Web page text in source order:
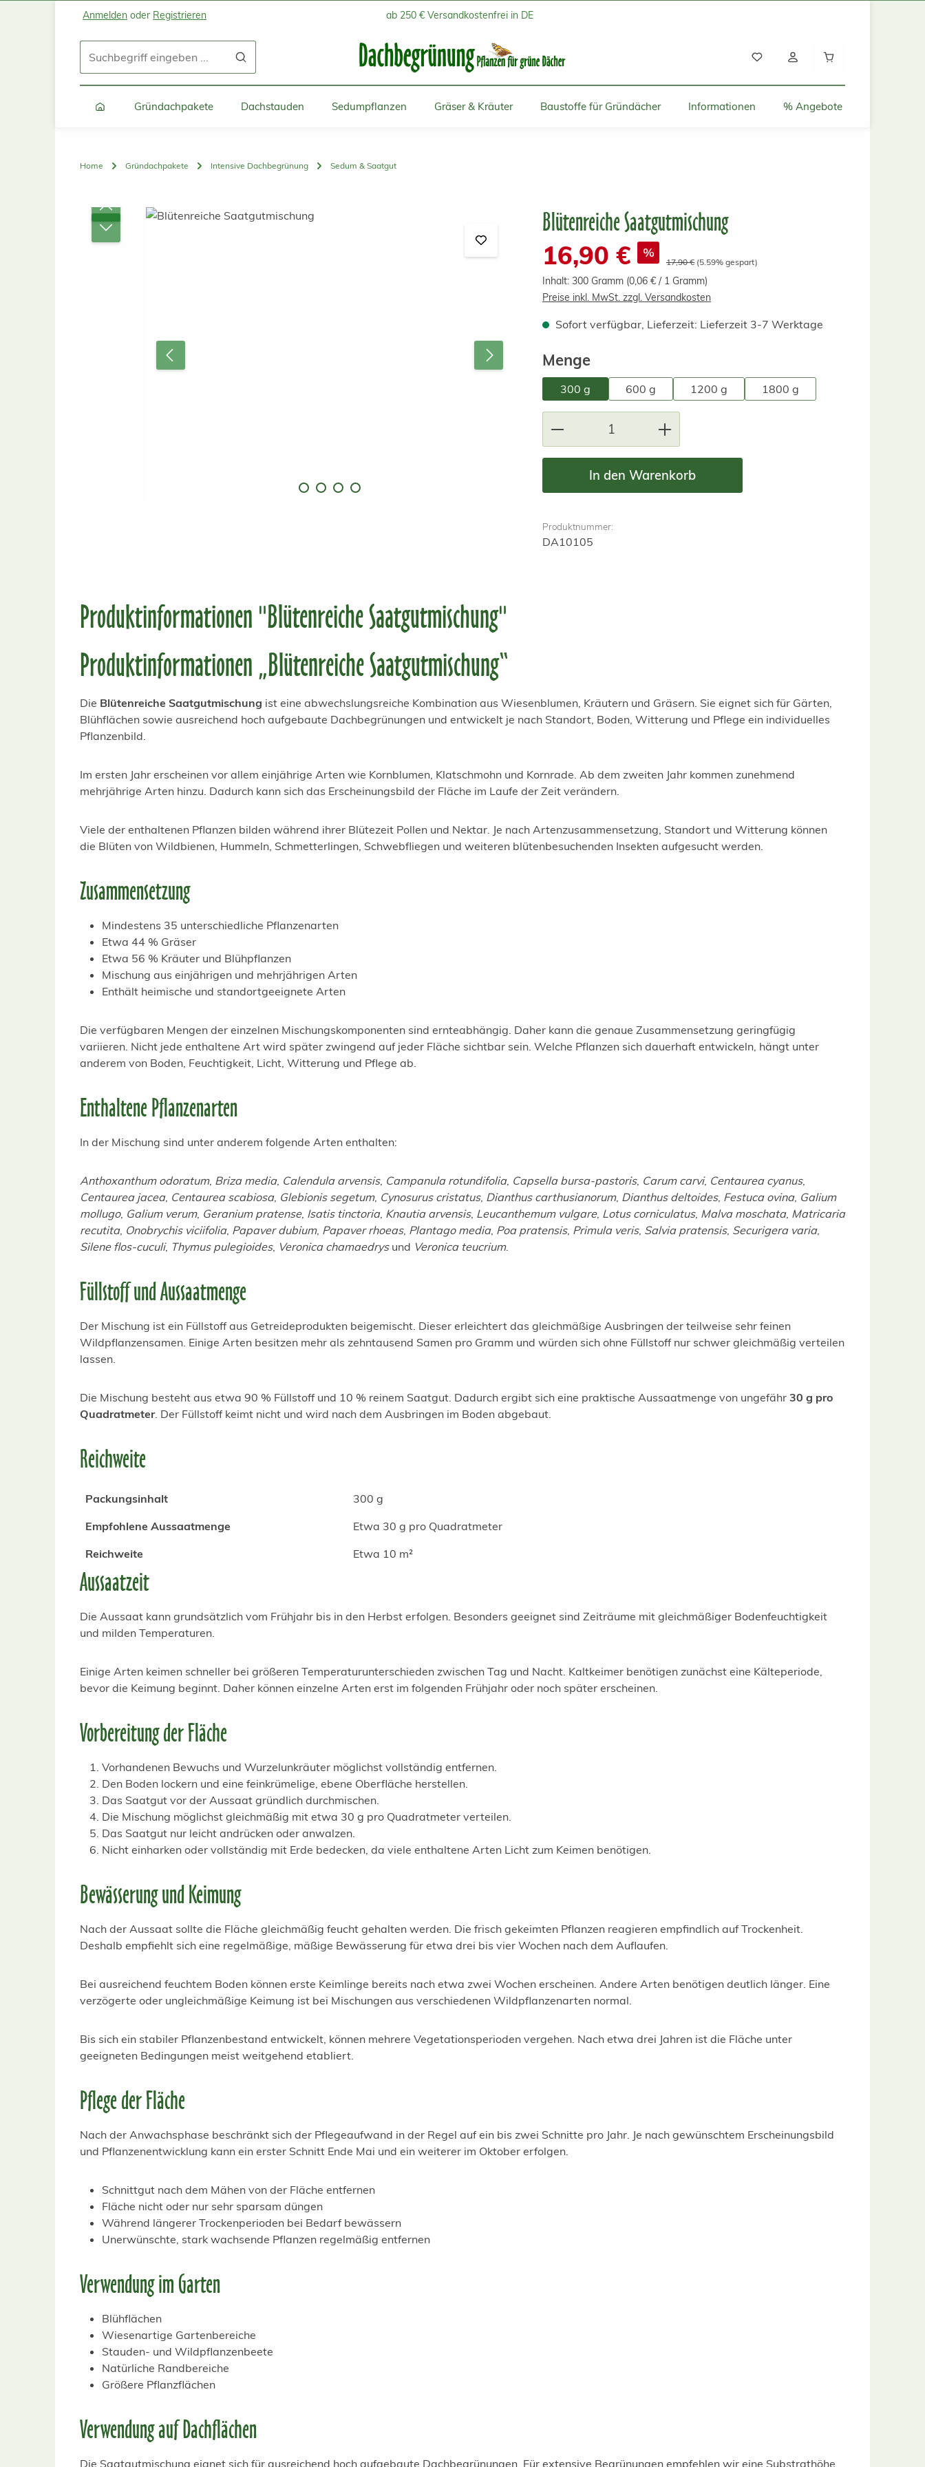
Zum Hauptinhalt springen
Zur Suche springen
Zur Hauptnavigation springen
Anmelden oder Registrieren ab 250 € Versandkostenfrei in DE
Gründachpakete Dachstauden Sedumpflanzen Gräser & Kräuter Baustoffe für Gründächer Informationen % Angebote
Home Gründachpakete Intensive Dachbegrünung Sedum & Saatgut
Bildergalerie überspringen Blütenreiche Saatgutmischung
Verkaufspreis:
16,90 € %
Regulärer Preis:
17,90 € (5.59% gespart)
Inhalt: 300 Gramm (0,06 € / 1 Gramm)
Preise inkl. MwSt. zzgl. Versandkosten
Sofort verfügbar, Lieferzeit: Lieferzeit 3-7 Werktage
Mengeauswählen
300 g 600 g 1200 g 1800 g
Produkt Anzahl: Gib den gewünschten Wert ein
In den Warenkorb
Produktnummer:
DA10105
Produktinformationen "Blütenreiche Saatgutmischung"
Produktinformationen „Blütenreiche Saatgutmischung“
Die Blütenreiche Saatgutmischung ist eine abwechslungsreiche Kombination aus Wiesenblumen, Kräutern und Gräsern. Sie eignet sich für Gärten,
Blühflächen sowie ausreichend hoch aufgebaute Dachbegrünungen und entwickelt je nach Standort, Boden, Witterung und Pflege ein individuelles
Pflanzenbild.
Im ersten Jahr erscheinen vor allem einjährige Arten wie Kornblumen, Klatschmohn und Kornrade. Ab dem zweiten Jahr kommen zunehmend
mehrjährige Arten hinzu. Dadurch kann sich das Erscheinungsbild der Fläche im Laufe der Zeit verändern.
Viele der enthaltenen Pflanzen bilden während ihrer Blütezeit Pollen und Nektar. Je nach Artenzusammensetzung, Standort und Witterung können
die Blüten von Wildbienen, Hummeln, Schmetterlingen, Schwebfliegen und weiteren blütenbesuchenden Insekten aufgesucht werden.
Zusammensetzung
Mindestens 35 unterschiedliche Pflanzenarten
Etwa 44 % Gräser
Etwa 56 % Kräuter und Blühpflanzen
Mischung aus einjährigen und mehrjährigen Arten
Enthält heimische und standortgeeignete Arten
Die verfügbaren Mengen der einzelnen Mischungskomponenten sind ernteabhängig. Daher kann die genaue Zusammensetzung geringfügig
variieren. Nicht jede enthaltene Art wird später zwingend auf jeder Fläche sichtbar sein. Welche Pflanzen sich dauerhaft entwickeln, hängt unter
anderem von Boden, Feuchtigkeit, Licht, Witterung und Pflege ab.
Enthaltene Pflanzenarten
In der Mischung sind unter anderem folgende Arten enthalten:
Anthoxanthum odoratum, Briza media, Calendula arvensis, Campanula rotundifolia, Capsella bursa-pastoris, Carum carvi, Centaurea cyanus,
Centaurea jacea, Centaurea scabiosa, Glebionis segetum, Cynosurus cristatus, Dianthus carthusianorum, Dianthus deltoides, Festuca ovina, Galium
mollugo, Galium verum, Geranium pratense, Isatis tinctoria, Knautia arvensis, Leucanthemum vulgare, Lotus corniculatus, Malva moschata, Matricaria
recutita, Onobrychis viciifolia, Papaver dubium, Papaver rhoeas, Plantago media, Poa pratensis, Primula veris, Salvia pratensis, Securigera varia,
Silene flos-cuculi, Thymus pulegioides, Veronica chamaedrysund Veronica teucrium.
Füllstoff und Aussaatmenge
Der Mischung ist ein Füllstoff aus Getreideprodukten beigemischt. Dieser erleichtert das gleichmäßige Ausbringen der teilweise sehr feinen
Wildpflanzensamen. Einige Arten besitzen mehr als zehntausend Samen pro Gramm und würden sich ohne Füllstoff nur schwer gleichmäßig verteilen
lassen.
Die Mischung besteht aus etwa 90 % Füllstoff und 10 % reinem Saatgut. Dadurch ergibt sich eine praktische Aussaatmenge von ungefähr 30 g pro
Quadratmeter. Der Füllstoff keimt nicht und wird nach dem Ausbringen im Boden abgebaut.
Reichweite
Packungsinhalt
300 g
Empfohlene Aussaatmenge
Etwa 30 g pro Quadratmeter
Reichweite
Etwa 10 m²
Aussaatzeit
Die Aussaat kann grundsätzlich vom Frühjahr bis in den Herbst erfolgen. Besonders geeignet sind Zeiträume mit gleichmäßiger Bodenfeuchtigkeit
und milden Temperaturen.
Einige Arten keimen schneller bei größeren Temperaturunterschieden zwischen Tag und Nacht. Kaltkeimer benötigen zunächst eine Kälteperiode,
bevor die Keimung beginnt. Daher können einzelne Arten erst im folgenden Frühjahr oder noch später erscheinen.
Vorbereitung der Fläche
Vorhandenen Bewuchs und Wurzelunkräuter möglichst vollständig entfernen.
Den Boden lockern und eine feinkrümelige, ebene Oberfläche herstellen.
Das Saatgut vor der Aussaat gründlich durchmischen.
Die Mischung möglichst gleichmäßig mit etwa 30 g pro Quadratmeter verteilen.
Das Saatgut nur leicht andrücken oder anwalzen.
Nicht einharken oder vollständig mit Erde bedecken, da viele enthaltene Arten Licht zum Keimen benötigen.
Bewässerung und Keimung
Nach der Aussaat sollte die Fläche gleichmäßig feucht gehalten werden. Die frisch gekeimten Pflanzen reagieren empfindlich auf Trockenheit.
Deshalb empfiehlt sich eine regelmäßige, mäßige Bewässerung für etwa drei bis vier Wochen nach dem Auflaufen.
Bei ausreichend feuchtem Boden können erste Keimlinge bereits nach etwa zwei Wochen erscheinen. Andere Arten benötigen deutlich länger. Eine
verzögerte oder ungleichmäßige Keimung ist bei Mischungen aus verschiedenen Wildpflanzenarten normal.
Bis sich ein stabiler Pflanzenbestand entwickelt, können mehrere Vegetationsperioden vergehen. Nach etwa drei Jahren ist die Fläche unter
geeigneten Bedingungen meist weitgehend etabliert.
Pflege der Fläche
Nach der Anwachsphase beschränkt sich der Pflegeaufwand in der Regel auf ein bis zwei Schnitte pro Jahr. Je nach gewünschtem Erscheinungsbild
und Pflanzenentwicklung kann ein erster Schnitt Ende Mai und ein weiterer im Oktober erfolgen.
Schnittgut nach dem Mähen von der Fläche entfernen
Fläche nicht oder nur sehr sparsam düngen
Während längerer Trockenperioden bei Bedarf bewässern
Unerwünschte, stark wachsende Pflanzen regelmäßig entfernen
Verwendung im Garten
Blühflächen
Wiesenartige Gartenbereiche
Stauden- und Wildpflanzenbeete
Natürliche Randbereiche
Größere Pflanzflächen
Verwendung auf Dachflächen
Die Saatgutmischung eignet sich für ausreichend hoch aufgebaute Dachbegrünungen. Für extensive Begrünungen empfehlen wir eine Substrathöhe